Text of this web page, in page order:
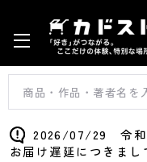
2026/07/29 令和
お届け遅延につきまし